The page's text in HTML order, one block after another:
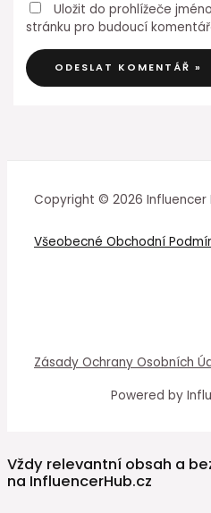
Uložit do prohlížeče
stránku pro budoucí
Copyright © 2026 Influencer
Všeobecné Obchodní
Zásady Ochrany Osobních
Powered by
Vždy relevantní obsah a
na InfluencerHub.cz